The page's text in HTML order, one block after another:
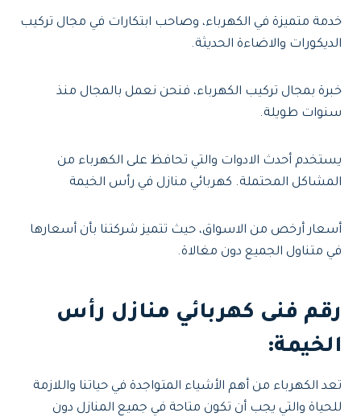
خدمة متميزة في الكهرباء، وصاحب ابتكارات في مجال تركيب
الديكورات والاضاءة الحديثة.
خبرة بمجال تركيب الكهرباء، فنحن نعمل بالمجال منذ
سنوات طويلة.
يستخدم أحدث الادوات والتي تحافظ على الكهرباء من
المشاكل المحتملة. كهربائي منازل في رأس الخيمة
أسعار أرخص من الاسواق، حيث تتميز شركتنا بأن أسعارها
في متناول الجميع دون مغالاة.
رقم فنى كهربائي منازل رأس
الخيمة:
تعد الكهرباء من أهم الأشياء المتواجدة في حياتنا واللازمة
للحياة والتي يجب أن تكون متاحة في جميع المنازل دون